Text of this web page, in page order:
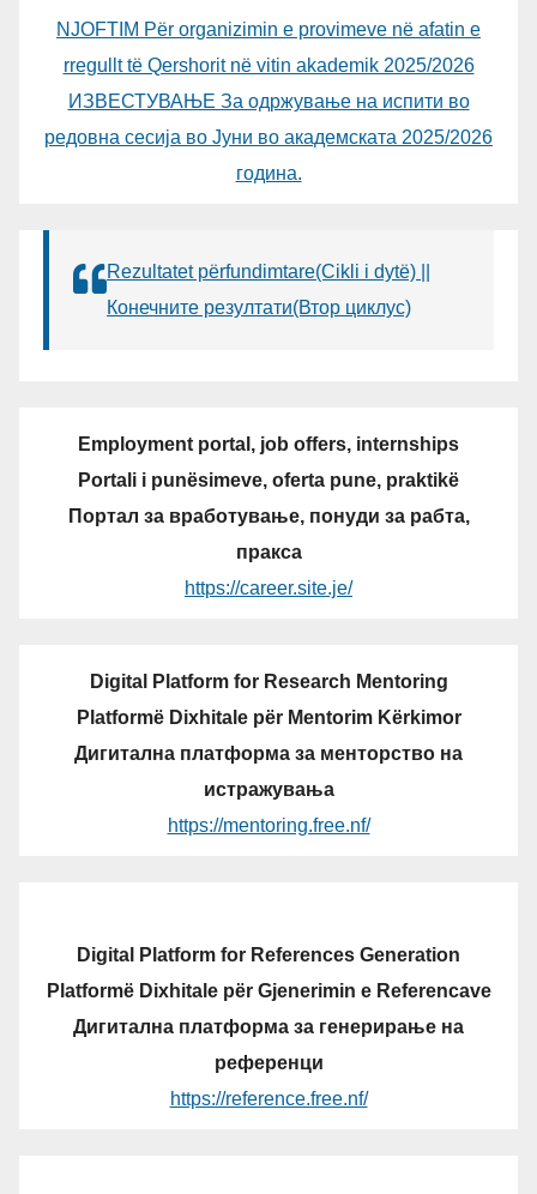
NJOFTIM Për organizimin e provimeve në afatin e
rregullt të Qershorit në vitin akademik 2025/2026
ИЗВЕСТУВАЊЕ За одржување на испити во
редовна сесија во Јуни во академската 2025/2026
година.
Rezultatet përfundimtare(Cikli i dytë) ||
Конечните резултати(Втор циклус)
Employment portal, job offers, internships
Portali i punësimeve, oferta pune, praktikë
Портал за вработување, понуди за рабта,
пракса
https://career.site.je/
Digital Platform for Research Mentoring
Platformë Dixhitale për Mentorim Kërkimor
Дигитална платформа за менторство на
истражувања
https://mentoring.free.nf/
Digital Platform for References Generation
Platformë Dixhitale për Gjenerimin e Referencave
Дигитална платформа за генерирање на
референци
https://reference.free.nf/